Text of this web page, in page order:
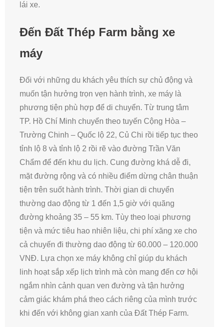
lái xe.
Đến Đất Thép Farm bằng xe
máy
Đối với những du khách yêu thích sự chủ động và
muốn tận hưởng trọn vẹn hành trình, xe máy là
phương tiện phù hợp để di chuyển. Từ trung tâm
TP. Hồ Chí Minh chuyển theo tuyến Cộng Hòa –
Trường Chinh – Quốc lộ 22, Củ Chi rồi tiếp tục theo
tỉnh lộ 8 và tỉnh lộ 2 rồi rẽ vào đường Trần Văn
Chẩm để đến khu du lịch. Cung đường khá dễ đi,
mặt đường rộng và có nhiều điểm dừng chân thuận
tiện trên suốt hành trình. Thời gian di chuyển
thường dao động từ 1 đến 1,5 giờ với quãng
đường khoảng 35 – 55 km. Tùy theo loại phương
tiện và mức tiêu hao nhiên liệu, chi phí xăng xe cho
cả chuyến đi thường dao động từ 60.000 – 120.000
VNĐ. Lựa chọn xe máy không chỉ giúp du khách
linh hoạt sắp xếp lịch trình mà còn mang đến cơ hội
ngắm nhìn cảnh quan ven đường và tận hưởng
cảm giác khám phá theo cách riêng của mình trước
khi đến với không gian xanh của Đất Thép Farm.